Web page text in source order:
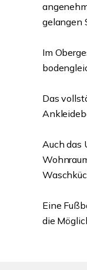
gelangen
Im
Das
Auch das
Eine
die